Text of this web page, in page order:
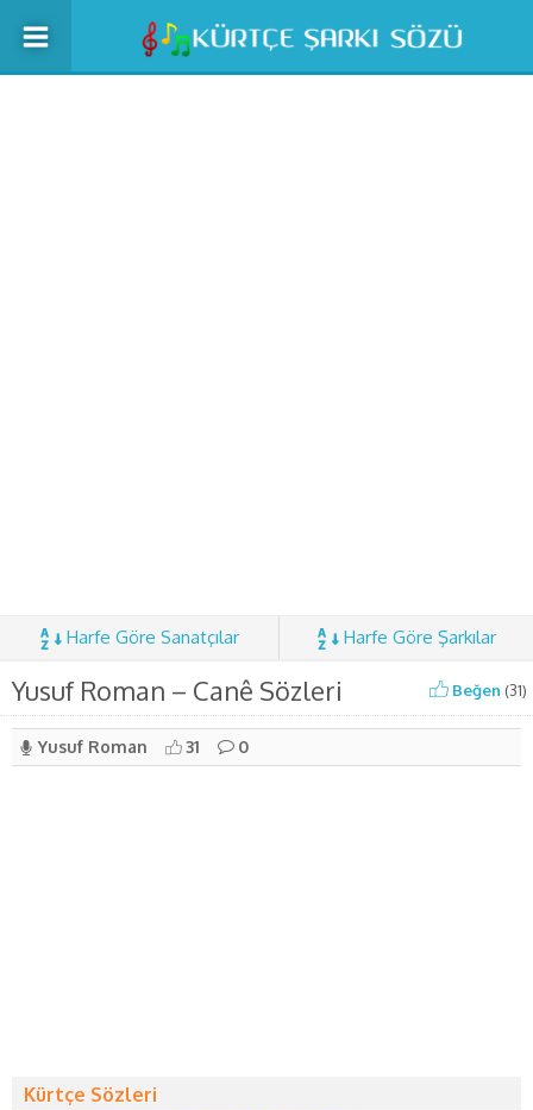
Harfe Göre Sanatçılar Harfe Göre Şarkılar
Yusuf Roman – Canê Sözleri Beğen (31)
Yusuf Roman 31 0
Kürtçe Sözleri